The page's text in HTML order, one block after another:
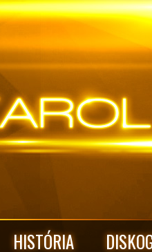
HISTÓRIA